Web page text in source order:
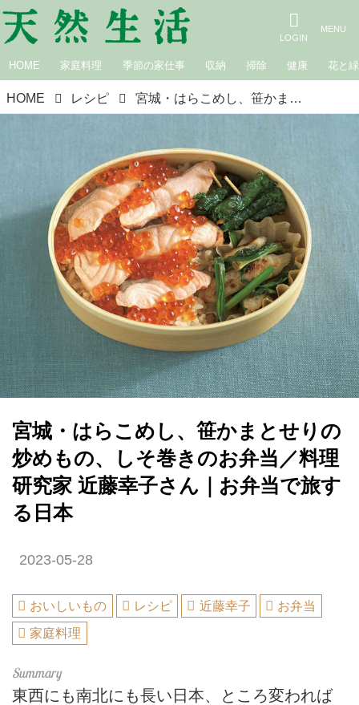
HOME 家庭料理 季節の家仕事 収納 掃除 健康 花と緑
HOME レシピ 宮城・はらこめし、笹かまとせりの炒めもの、しそ巻きのお弁当／料理研究家 近藤幸子さん｜お弁当で旅する日本
宮城・はらこめし、笹かまとせりの
炒めもの、しそ巻きのお弁当／料理
研究家 近藤幸子さん｜お弁当で旅す
る日本
2023-05-28
おいしいもの レシピ 近藤幸子
お弁当
家庭料理
東西にも南北にも長い日本、ところ変われば